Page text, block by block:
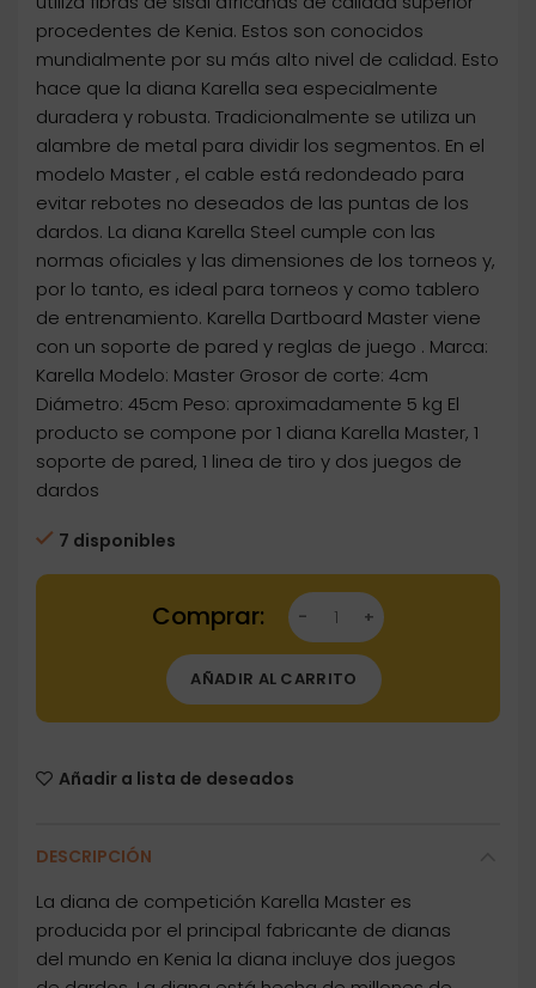
procedentes de Kenia. Estos son conocidos
mundialmente por su más alto nivel de calidad. Esto
hace que la diana Karella sea especialmente
duradera y robusta. Tradicionalmente se utiliza un
alambre de metal para dividir los segmentos. En el
modelo Master , el cable está redondeado para
evitar rebotes no deseados de las puntas de los
dardos. La diana Karella Steel cumple con las
normas oficiales y las dimensiones de los torneos y,
por lo tanto, es ideal para torneos y como tablero
de entrenamiento. Karella Dartboard Master viene
con un soporte de pared y reglas de juego . Marca:
Karella Modelo: Master Grosor de corte: 4cm
Diámetro: 45cm Peso: aproximadamente 5 kg El
producto se compone por 1 diana Karella Master, 1
soporte de pared, 1 linea de tiro y dos juegos de
dardos
7 disponibles
Dartstore Diana Karella Master + 2 Set
AÑADIR AL CARRITO
Añadir a lista de deseados
DESCRIPCIÓN
La diana de competición Karella Master es
producida por el principal fabricante de dianas
del mundo en Kenia la diana incluye dos juegos